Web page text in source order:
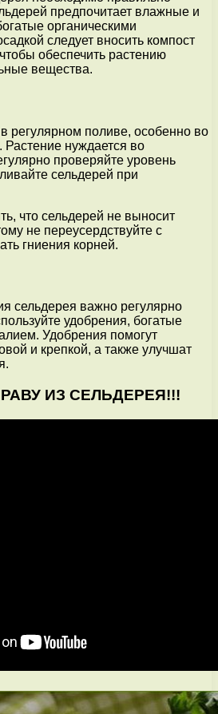
предпочитает влажные и
органическими
следует вносить компост
обеспечить растению
вещества.
регулярном поливе, особенно во
Растение нуждается во
проверяйте уровень
сельдерей при
что сельдерей не выносит
не переусердствуйте с
гниения корней.
сельдерея важно регулярно
удобрения, богатые
Удобрения помогут
и крепкой, а также улучшат
ИЗ СЕЛЬДЕРЕЯ!!!